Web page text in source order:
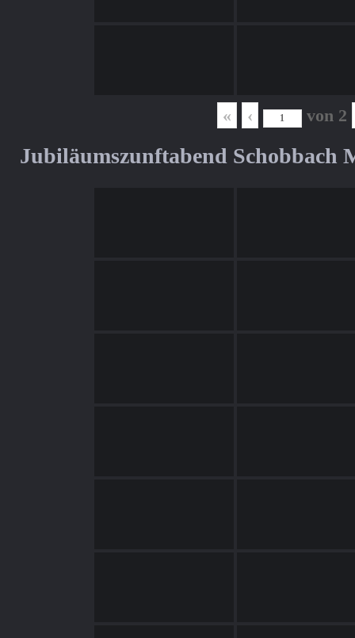
« ‹ von 2
Jubiläumszunftabend Schobbach